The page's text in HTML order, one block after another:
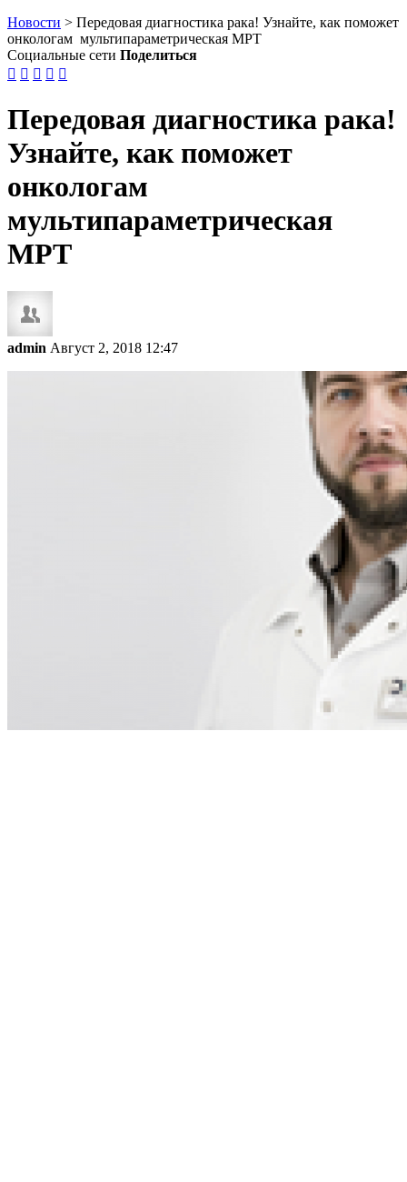
Новости > Передовая диагностика рака! Узнайте, как поможет
онкологам мультипараметрическая МРТ
Социальные сети Поделиться
    
Передовая диагностика рака!
Узнайте, как поможет
онкологам
мультипараметрическая
МРТ
admin Август 2, 2018 12:47